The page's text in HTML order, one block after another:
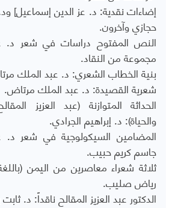
إضاءات نقدية: د. عز الدين إسماعيل]
حجازي وآخرون.
النص المفتوح دراسات في شعر د.
مجموعة من النقاد.
بنية الخطاب الشعري: د. عبد الملك
شعرية القصيدة: د. عبد الملك مرتاض.
الحداثة المتوازنة (عبد العزيز
والحياة): د. إبراهيم الجرادي.
المضامين السيكولوجية في شعر د.
جاسم كريم حبيب.
ثلاثة شعراء معاصرين من اليمن
رياض صليب.
الدكتور عبد العزيز المقالح ناقداً: د.